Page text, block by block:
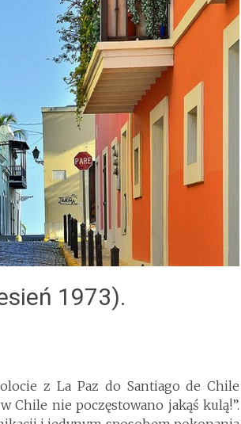
1973).
z La Paz do Santiago de Chile
Chile nie poczęstowano jakąś kulą!”.